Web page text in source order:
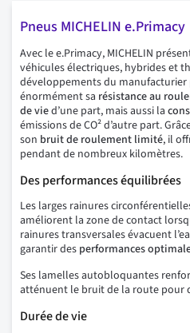
Pneus MICHELIN e.Primacy
Avec le e.Primacy, MICHELIN
véhicules électriques, hybrides et
développements du
énormément sa résistance au
de vied’une part, mais aussi la
émissions de CO² d’autre part.
son bruit de roulement limité, il
pendant de nombreux kilomètres.
Des performances équilibrées
Les larges rainures
améliorent la zone de contact
rainures transversales évacuent
garantir des performances
Ses lamelles autobloquantes
atténuent le bruit de la route pour
Durée de vie